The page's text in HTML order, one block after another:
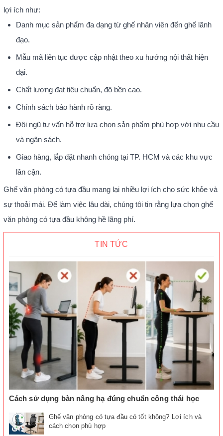
lợi ích như:
Danh mục sản phẩm đa dạng từ ghế nhân viên đến ghế lãnh
đạo.
Mẫu mã liên tục được cập nhật theo xu hướng nội thất hiện
đại.
Chất lượng đạt tiêu chuẩn, độ bền cao.
Chính sách bảo hành rõ ràng.
Đội ngũ tư vấn hỗ trợ lựa chọn sản phẩm phù hợp với nhu cầu
và ngân sách.
Giao hàng, lắp đặt nhanh chóng tại TP. HCM và các khu vực
lân cận.
Ghế văn phòng có tựa đầu mang lại nhiều lợi ích cho sức khỏe và
sự thoải mái. Để làm việc lâu dài, chúng tôi tin rằng lựa chọn ghế
văn phòng có tựa đầu không hề lãng phí.
TIN TỨC
Cách sử dụng bàn nâng hạ đúng chuẩn công thái học
Ghế văn phòng có tựa đầu có tốt không? Lợi ích và
cách chọn phù hợp